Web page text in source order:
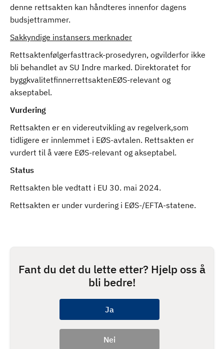
denne rettsakten kan håndteres innenfor dagens
budsjettrammer.
Sakkyndige instansers merknader
Rettsaktenfølgerfasttrack-prosedyren, ogvilderfor ikke
bli behandlet av SU Indre marked. Direktoratet for
byggkvalitetfinnerrettsaktenEØS-relevant og
akseptabel.
Vurdering
Rettsakten er en videreutvikling av regelverk,som
tidligere er innlemmet i EØS-avtalen. Rettsakten er
vurdert til å være EØS-relevant og akseptabel.
Status
Rettsakten ble vedtatt i EU 30. mai 2024.
Rettsakten er under vurdering i EØS-/EFTA-statene.
Fant du det du lette etter? Hjelp oss å
bli bedre!